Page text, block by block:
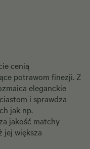
cenią
potrawom finezji. Z
eleganckie
i sprawdza
jak np.
jakość matchy
jej większa